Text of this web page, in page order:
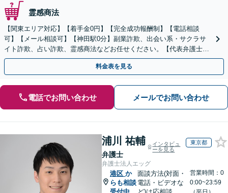
霊感商法
【関東エリア対応】【着手金0円】【完全成功報酬制】【電話相談
可】【メール相談可】【神田駅0分】副業詐欺、出会い系・サクラサ
イト詐欺、占い詐欺、霊感商法などお任せください。【代表弁護士が
対応】
料金表を見る
電話でお問い合わせ メールでお問い合わせ
浦川 祐輔
弁護士
インタビュ
ーを見る
東京都
弁護士法人エッグ
港区 か
らも相談
受付中
面談方法(対面・
電話・ビデオな
ど)は応相談
営業時間：0
0:00~23:59